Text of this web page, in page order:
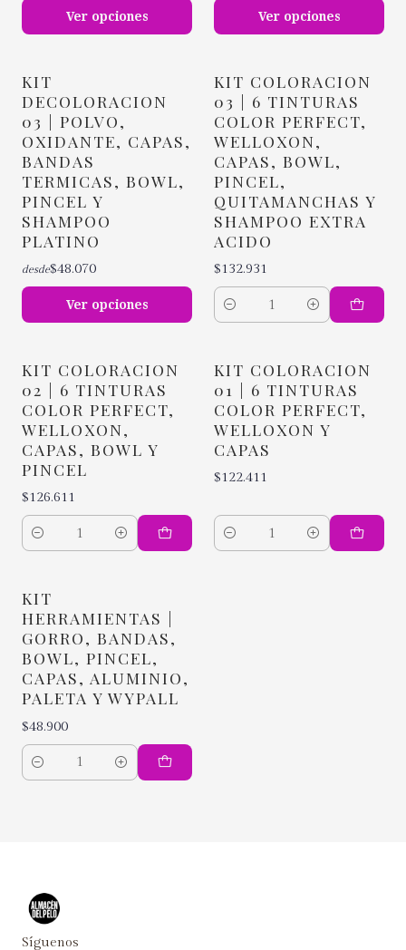
Ver opciones Ver opciones
KIT
DECOLORACION
03 | POLVO,
OXIDANTE, CAPAS,
BANDAS
TERMICAS, BOWL,
PINCEL Y
SHAMPOO
PLATINO
desde$48.070
Ver opciones
KIT COLORACION
03 | 6 TINTURAS
COLOR PERFECT,
WELLOXON,
CAPAS, BOWL,
PINCEL,
QUITAMANCHAS Y
SHAMPOO EXTRA
ACIDO
$132.931
Cantidad
KIT COLORACION
02 | 6 TINTURAS
COLOR PERFECT,
WELLOXON,
CAPAS, BOWL Y
PINCEL
$126.611
Cantidad
KIT COLORACION
01 | 6 TINTURAS
COLOR PERFECT,
WELLOXON Y
CAPAS
$122.411
Cantidad
KIT
HERRAMIENTAS |
GORRO, BANDAS,
BOWL, PINCEL,
CAPAS, ALUMINIO,
PALETA Y WYPALL
$48.900
Cantidad
Síguenos